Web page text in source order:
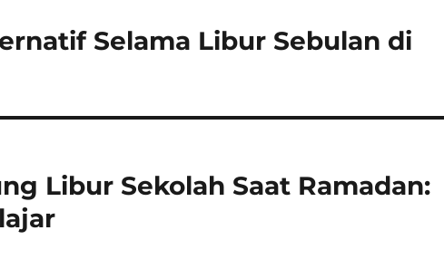
Selama Libur Sebulan di
Libur Sekolah Saat Ramadan: